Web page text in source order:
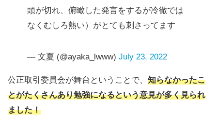
頭が切れ、俯瞰した発言をするが冷徹では
なくむしろ熱い）がとても刺さってます
— 文夏 (@ayaka_lwww) July 23, 2022
公正取引委員会が舞台ということで、 知らなかったこ
とがたくさんあり勉強になるという意見が多く見られ
ました！